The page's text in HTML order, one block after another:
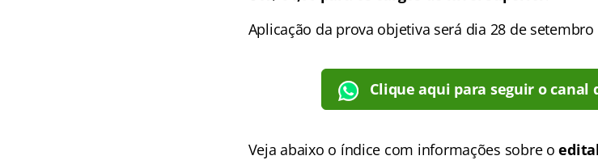
Aplicação da prova objetiva será dia 28 de
Clique aqui para seguir o canal
Veja abaixo o índice com informações sobre o